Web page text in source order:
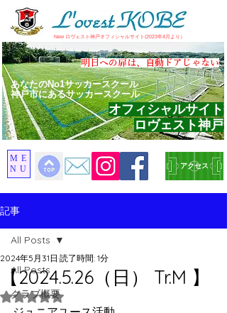
​New ロヴェスト神戸オフィシャルサイト(2023年4月より）
​明日への扉は、自動ドアじゃない
あなたのNo1サッカースクール
神戸市にあるサッカースクール
アクセス
オフィシャルサイト
ロヴェスト神戸
ME
NU
記事
All Posts
クラブ概要
All Posts
【2024.5.26（日） Tr.M 】
2024年5月31日 読了時間: 1分
5つ星のうちNaNと評価されています。